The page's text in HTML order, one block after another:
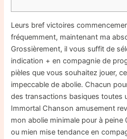
Leurs bref victoires
fréquemment, maintenant ma
Grossièrement, il vous suffit de
indication + en compagnie de
pièles que vous souhaitez jouer,
impeccable de abolie. Chacun
des transactions basiques toutes
Immortal Chanson amusement
mon abolie minimale pour à
ou mien mise tendance en